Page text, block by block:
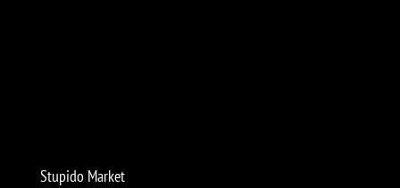
Stupido Market